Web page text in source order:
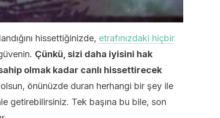
hissettiğinizde, etrafınızdaki hiçbir
Çünkü, sizi daha iyisini hak
olmak kadar canlı hissettirecek
önünüzde duran herhangi bir şey ile
getirebilirsiniz. Tek başına bu bile, son